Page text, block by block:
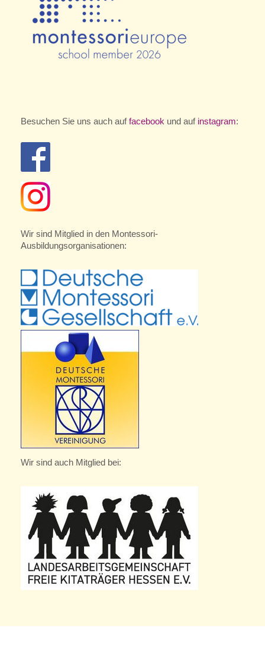
Besuchen Sie uns auch auffacebook und auf instagram:
Wir sind Mitglied in den Montessori-
Ausbildungsorganisationen:
Wir sind auch Mitglied bei: